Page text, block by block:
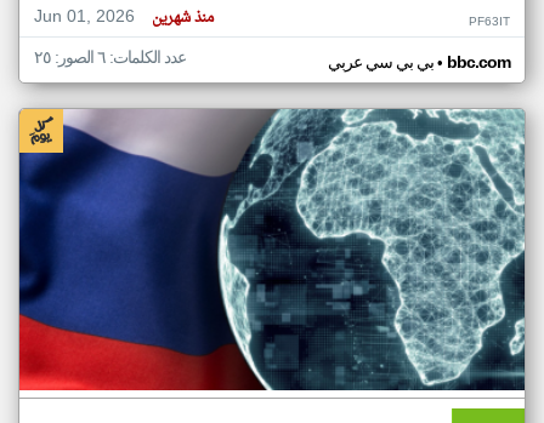
Jun 01, 2026
منذ شهرين PF63IT
بي بي سي عربي• bbc.com عدد الكلمات: ٦ الصور: ٢٥